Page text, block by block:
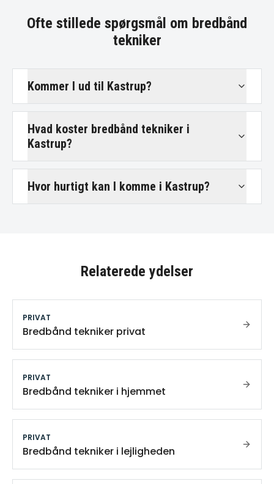
Ofte stillede spørgsmål om bredbånd
tekniker
Kommer I ud til Kastrup?
Hvad koster bredbånd tekniker i
Kastrup?
Hvor hurtigt kan I komme i Kastrup?
Relaterede ydelser
PRIVAT
Bredbånd tekniker privat
PRIVAT
Bredbånd tekniker i hjemmet
PRIVAT
Bredbånd tekniker i lejligheden